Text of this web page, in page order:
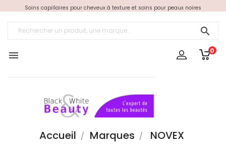
Soins capillaires pour cheveux à texture et soins pour peaux noires

 0
Accueil Marques NOVEX